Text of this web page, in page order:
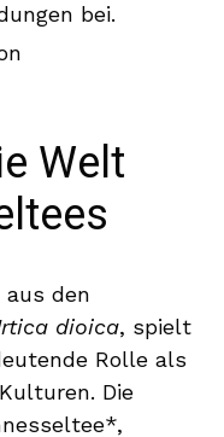
bei.
Welt
den
dioica, spielt
Rolle als
Die